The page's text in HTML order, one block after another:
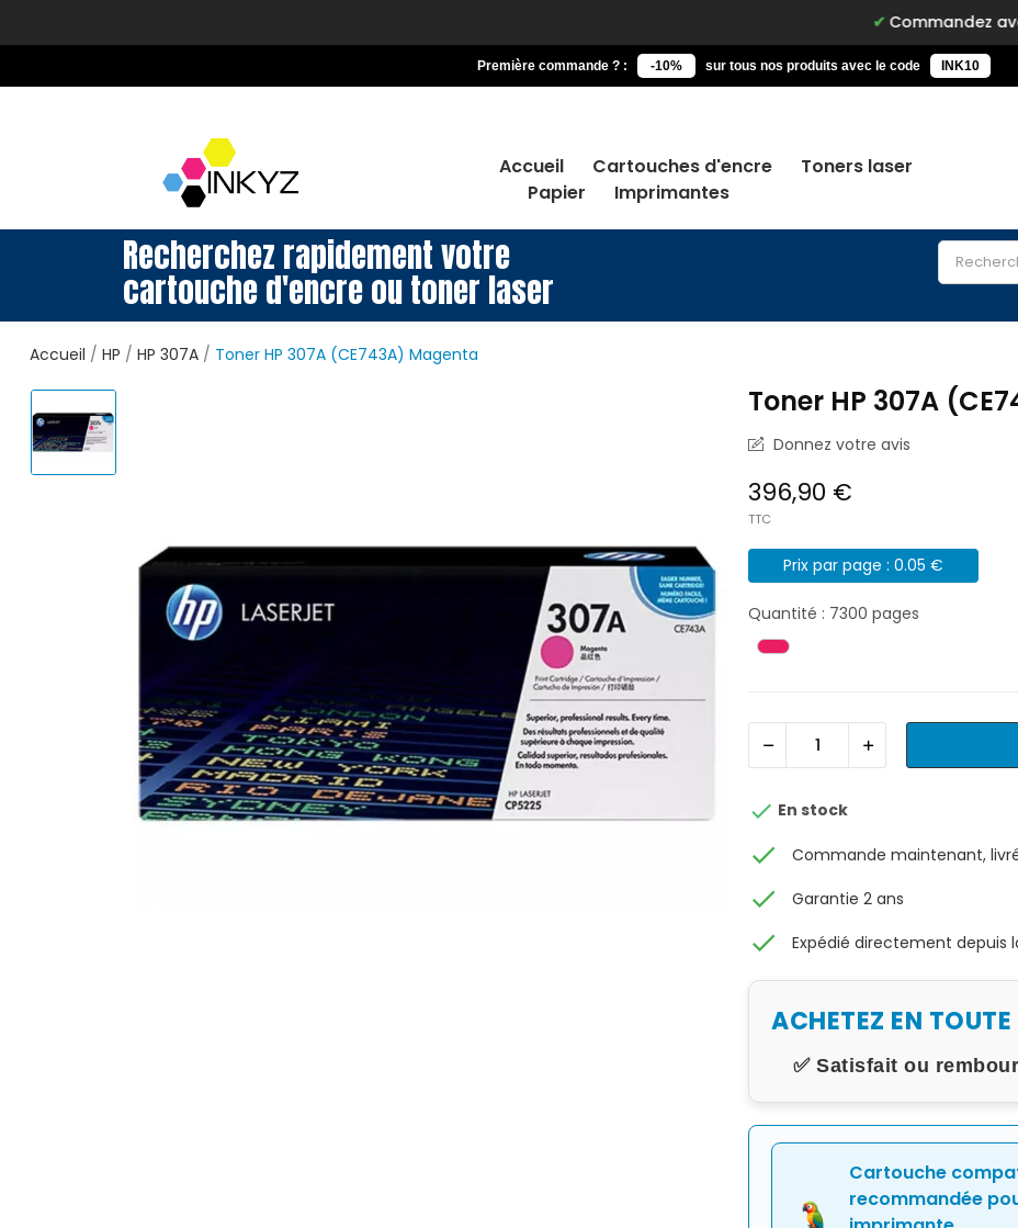
Commandez avant 15h, livré
Première commande ? : -10% sur tous nos produits avec le code INK10
Accueil Cartouches d'encre
Toners laser
Papier
Imprimantes
Recherchez rapidement votre
cartouche d'encre ou toner laser
Accueil HP HP 307A Toner HP 307A (CE743A) Magenta
Toner HP 307A
Donnez votre avis
396,90 €
TTC
Prix par page : 0.05 €
Quantité : 7300 pages
 En stock
check Commande maintenant,
check Garantie 2 ans
check Expédié directement depuis
ACHETEZ EN
✅ Satisfait ou
Cartouche
recommandée